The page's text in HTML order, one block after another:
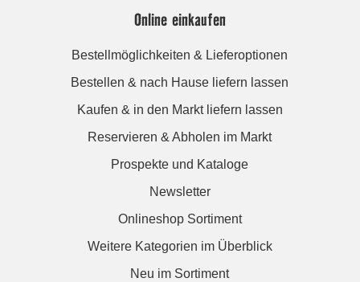
Online einkaufen
Bestellmöglichkeiten & Lieferoptionen
Bestellen & nach Hause liefern lassen
Kaufen & in den Markt liefern lassen
Reservieren & Abholen im Markt
Prospekte und Kataloge
Newsletter
Onlineshop Sortiment
Weitere Kategorien im Überblick
Neu im Sortiment